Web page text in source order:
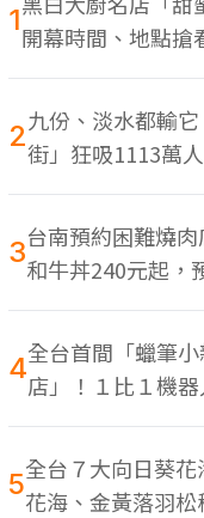
1開幕時間、地點搶
蝦
2九份、淡水都輸
街」狂吸1113萬
色美食多
3台南預約困難燒肉
和牛丼240元起，
地點曝光
4全台首間「蠟筆
店」！１比１機
男，百款周邊買翻
5全台７大向日葵
花海、金黃落羽